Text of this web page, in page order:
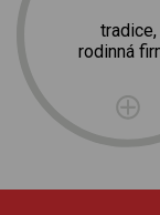
tradice,
rodinná